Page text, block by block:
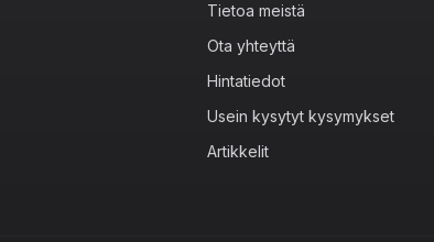
Tietoa meistä
Ota yhteyttä
Hintatiedot
Usein kysytyt kysymykset
Artikkelit